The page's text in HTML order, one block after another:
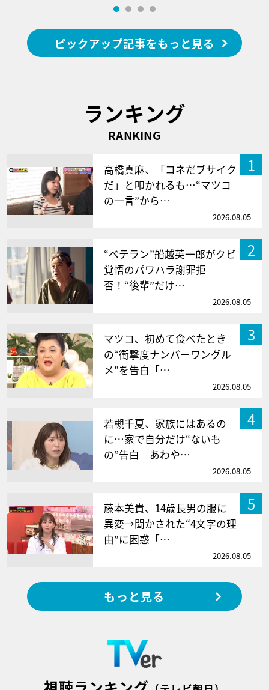
ピックアップ記事をもっと見る
ランキング
RANKING
1
高橋真麻、「コネだブサイク
だ」と叩かれるも…“マツコ
の一言”から…
2026.08.05
2
“ベテラン”船越英一郎がクビ
覚悟のパワハラ謝罪拒
否！“後輩”だけ…
2026.08.05
3
マツコ、初めて食べたとき
の“衝撃度ナンバーワングル
メ”を告白「…
2026.08.05
4
若槻千夏、家族にはあるの
に…家で自分だけ“ないも
の”告白 あわや…
2026.08.05
5
藤本美貴、14歳長男の服に
異変→聞かされた“4文字の理
由”に困惑「…
2026.08.05
もっと見る